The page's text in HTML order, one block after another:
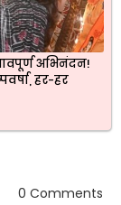
अभिनंदन!
हर-हर
0 Comments